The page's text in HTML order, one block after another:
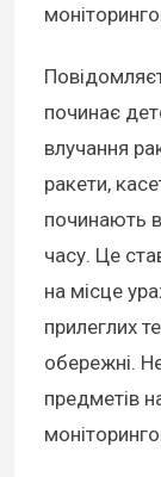
починає
влучання
ракети,
починають
часу. Це
на місце
прилеглих
обережні.
предметів